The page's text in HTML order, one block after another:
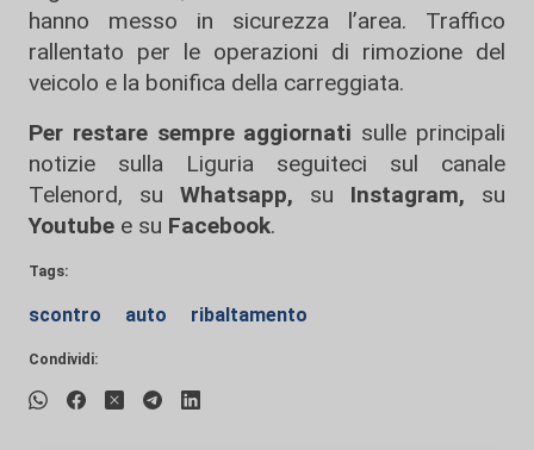
hanno messo in sicurezza l’area. Traffico
rallentato per le operazioni di rimozione del
veicolo e la bonifica della carreggiata.
Per restare sempre aggiornati sulle principali
notizie sulla Liguria seguiteci sul canale
Telenord, su
Whatsapp, su Instagram, su
Youtube e su Facebook.
Tags:
scontro auto ribaltamento
Condividi: